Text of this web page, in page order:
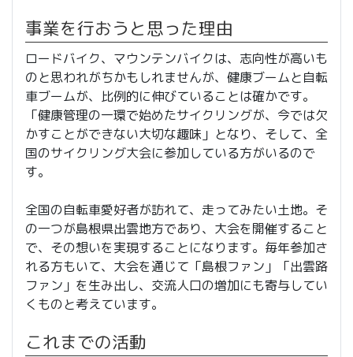
事業を行おうと思った理由
ロードバイク、マウンテンバイクは、志向性が高いも
のと思われがちかもしれませんが、健康ブームと自転
車ブームが、比例的に伸びていることは確かです。
「健康管理の一環で始めたサイクリングが、今では欠
かすことができない大切な趣味」となり、そして、全
国のサイクリング大会に参加している方がいるので
す。
全国の自転車愛好者が訪れて、走ってみたい土地。そ
の一つが島根県出雲地方であり、大会を開催すること
で、その想いを実現することになります。毎年参加さ
れる方もいて、大会を通じて「島根ファン」「出雲路
ファン」を生み出し、交流人口の増加にも寄与してい
くものと考えています。
これまでの活動